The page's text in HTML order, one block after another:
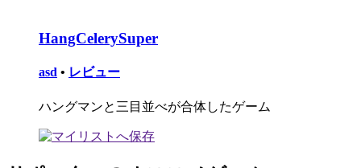
HangCelerySuper
asd • レビュー
ハングマンと三目並べが合体したゲーム